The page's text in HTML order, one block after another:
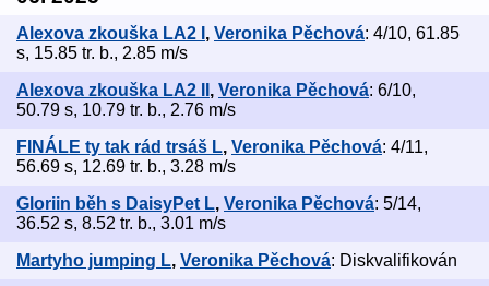
Alexova zkouška LA2 I , Veronika Pěchová: 4/10, 61.85
s, 15.85 tr. b., 2.85 m/s
Alexova zkouška LA2 II , Veronika Pěchová: 6/10,
50.79 s, 10.79 tr. b., 2.76 m/s
FINÁLE ty tak rád trsáš L, Veronika Pěchová: 4/11,
56.69 s, 12.69 tr. b., 3.28 m/s
Gloriin běh s DaisyPet L, Veronika Pěchová: 5/14,
36.52 s, 8.52 tr. b., 3.01 m/s
Martyho jumping L, Veronika Pěchová: Diskvalifikován